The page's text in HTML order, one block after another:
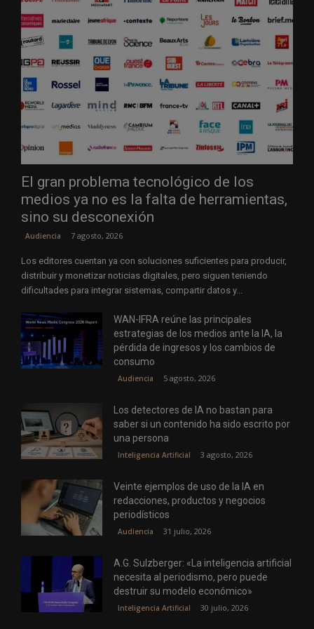
El gran problema tecnológico de los
medios ya no es la falta de herramientas,
sino su desconexión
Audiencia 7 agosto, 2026
Los editores cuentan ya con soluciones suficientes para producir,
distribuir y monetizar noticias digitales, pero siguen teniendo
dificultades para integrar sistemas, compartir datos y...
WAN-IFRA reúne las principales
estrategias de los medios ante la IA, la
pérdida de ingresos y los cambios de
consumo
Audiencia 5 agosto, 2026
Los detectores de IA no bastan para
saber si un contenido ha sido escrito por
una persona
Inteligencia Artificial 3 agosto, 2026
Veinte ejemplos de uso de la IA en
redacciones, productos y negocios
periodísticos
Audiencia 31 julio, 2026
A.G. Sulzberger: «La inteligencia artificial
necesita al periodismo, pero puede
destruir su modelo económico»
Inteligencia Artificial 30 julio, 2026